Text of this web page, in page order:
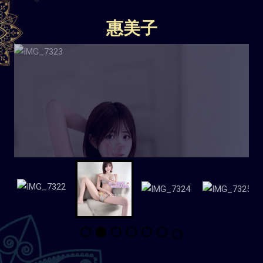
惠美子
点击查看客户反馈和验证